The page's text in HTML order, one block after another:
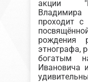
акции
проходит
рождения
этнографа,
богатым
Ивановича